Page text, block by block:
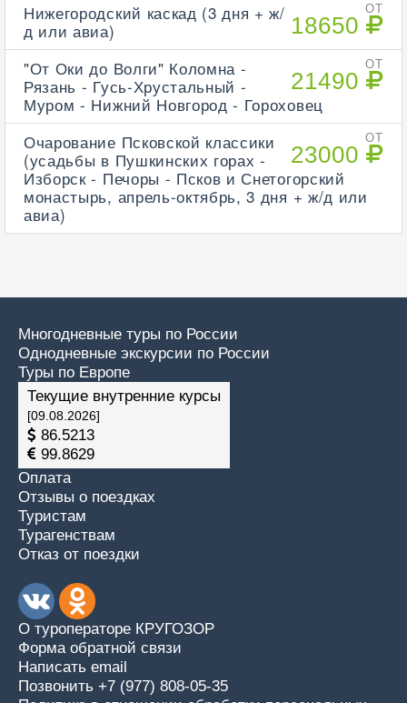
ОТ
18650
Нижегородский каскад (3 дня + ж/
д или авиа)
ОТ
21490
"От Оки до Волги" Коломна -
Рязань - Гусь-Хрустальный -
Муром - Нижний Новгород - Гороховец
ОТ
23000
Очарование Псковской классики
(усадьбы в Пушкинских горах -
Изборск - Печоры - Псков и Снетогорский
монастырь, апрель-октябрь, 3 дня + ж/д или
авиа)
Многодневные туры по России
Однодневные экскурсии по России
Туры по Европе
Текущие внутренние курсы
[09.08.2026]
86.5213
99.8629
Оплата
Отзывы о поездках
Туристам
Турагенствам
Отказ от поездки
О туроператоре КРУГОЗОР
Форма обратной связи
Написать email
Позвонить +7 (977) 808-05-35